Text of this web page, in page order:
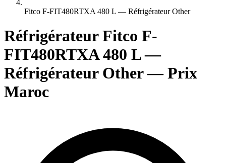
Fitco F-FIT480RTXA 480 L — Réfrigérateur Other
Réfrigérateur Fitco F-
FIT480RTXA 480 L —
Réfrigérateur Other — Prix
Maroc